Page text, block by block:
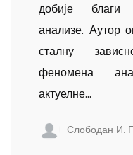
добије благи
анализе. Аутор
сталну
феномена
актуелне...
Слободан И.